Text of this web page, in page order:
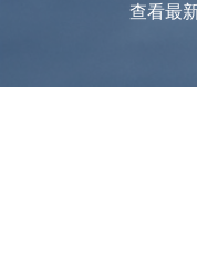
查看最